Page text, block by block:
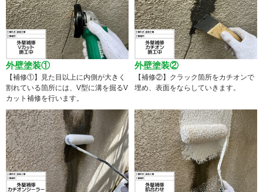
外壁塗装①
【補修①】見た目以上に内側が大きく
割れている箇所には、V型に溝を掘るV
カット補修を行います。
外壁塗装②
【補修②】クラック箇所をカチオンで
埋め、表面をならしていきます。